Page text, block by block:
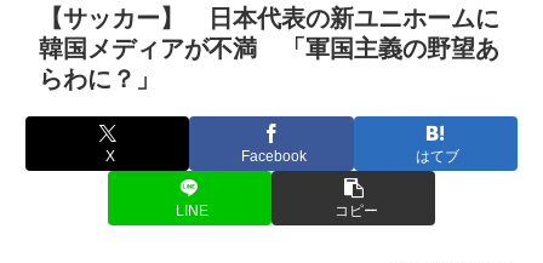
うチャラ...
【悲報】CAPCOMで最もエッッッしたいキャラを思い浮かべ
てくだ...
みいちゃんアニメ化って「底辺を玩具にして楽しむ文化」がリ
アルに出...
【朗報】山田涼介(31)のベッドシーン、エロすぎるwww
交通系カードで改札通って改札内のショップ利用してまた改札
出ようと...
松本人志が企画・プロデュース「ドキュメンタル」が米国で初
制作決定...
佐藤二朗（さとじろ）、完全勝利www
ワイ、金無し、女無し、髪無し、身長無し、知能無し、友達無
【サッカー】 日本代表の新ユニホームに
韓国メディアが不満 「軍国主義の野望あ
らわに？」
X Facebook はてブ
LINE コピー